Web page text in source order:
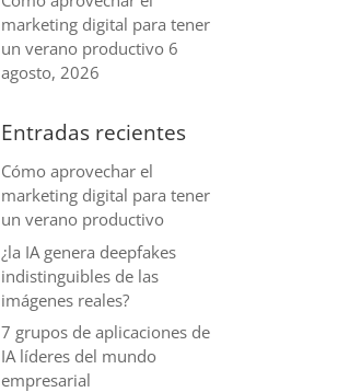
marketing digital para tener
un verano productivo 6
agosto, 2026
Entradas recientes
Cómo aprovechar el
marketing digital para tener
un verano productivo
¿la IA genera deepfakes
indistinguibles de las
imágenes reales?
7 grupos de aplicaciones de
IA líderes del mundo
empresarial